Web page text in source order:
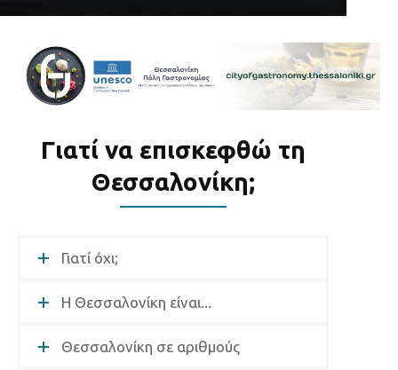
Γιατί να επισκεφθώ τη
Θεσσαλονίκη;
Γιατί όχι;
Η Θεσσαλονίκη είναι...
Θεσσαλονίκη σε αριθμούς